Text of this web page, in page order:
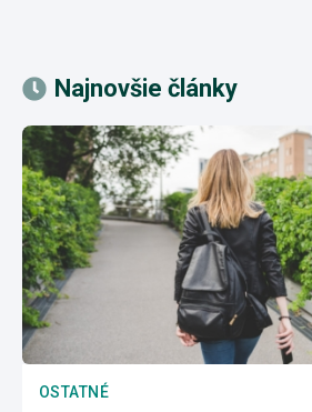
Najnovšie články
OSTATNÉ